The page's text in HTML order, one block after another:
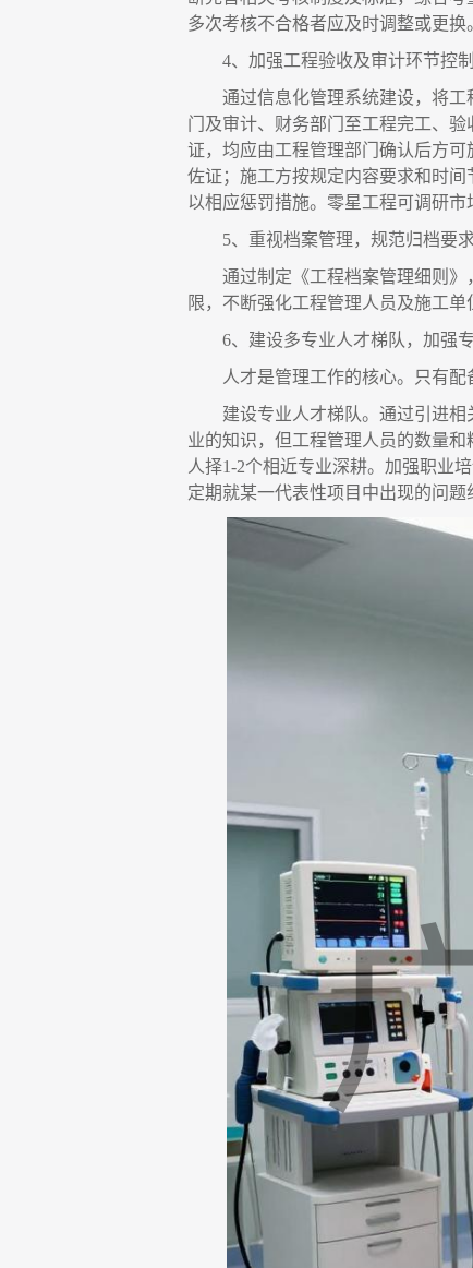
多次考核不合格者应及时调整或更换
4、加强工程验收及审计环节控制
通过信息化管理系统建设，将
门及审计、财务部门至工程完工、
证，均应由工程管理部门确认后方
佐证；施工方按规定内容要求和时
以相应惩罚措施。零星工程可调研
5、重视档案管理，规范归档要
通过制定《工程档案管理细则
限，不断强化工程管理人员及施工单
6、建设多专业人才梯队，加强
人才是管理工作的核心。只有
建设专业人才梯队。通过引进
业的知识，但工程管理人员的数量
人择1-2个相近专业深耕。加强职业
定期就某一代表性项目中出现的问题